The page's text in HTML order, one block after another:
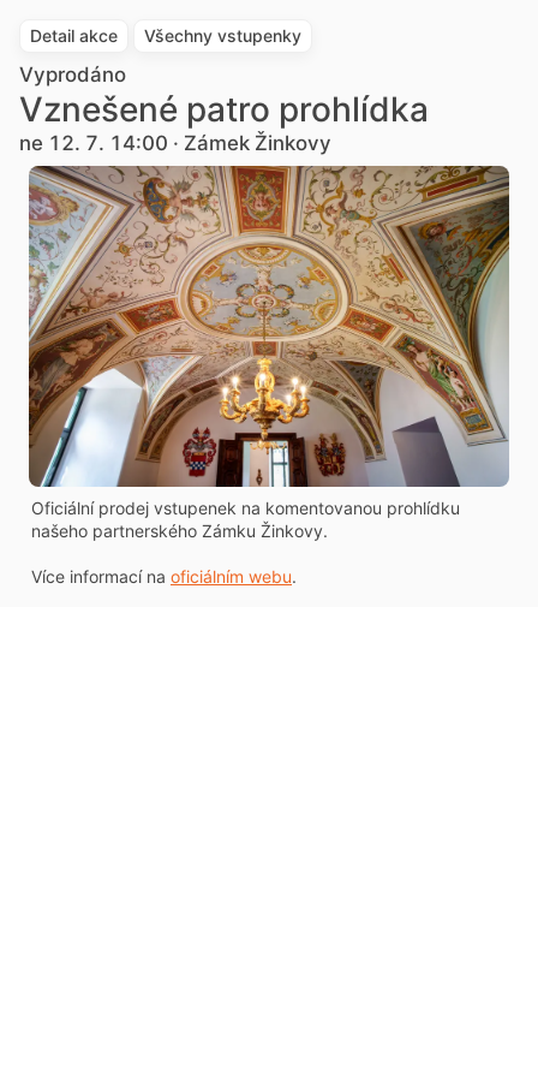
Detail akce Všechny vstupenky
Vyprodáno
Vznešené patro prohlídka
ne 12. 7. 14:00 · Zámek Žinkovy
Oficiální prodej vstupenek na komentovanou prohlídku
našeho partnerského Zámku Žinkovy.
Více informací na oficiálním webu.